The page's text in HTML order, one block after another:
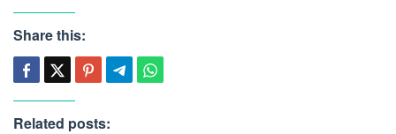
Share this:
Related posts: